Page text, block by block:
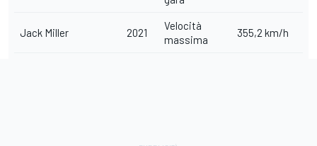
Jack Miller 2021
Velocità
massima
355,2 km/h